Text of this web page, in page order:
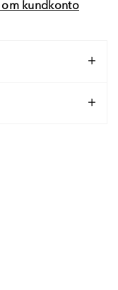
om kundkonto